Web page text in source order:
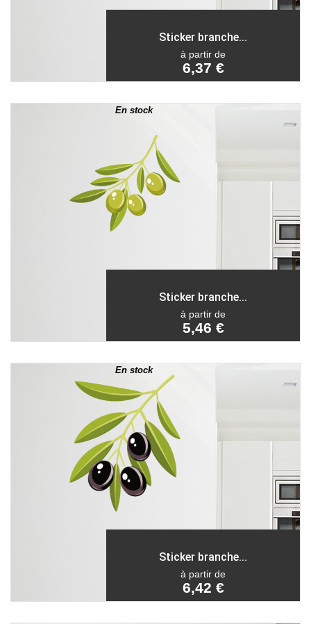
Sticker branche...
à partir de
6,37 €
En stock
Sticker branche...
à partir de
5,46 €
En stock
Sticker branche...
à partir de
6,42 €